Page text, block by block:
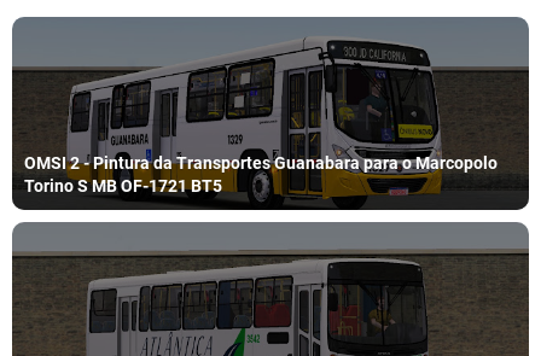
OMSI 2 - Pintura da Transportes Guanabara para o Marcopolo
Torino S MB OF-1721 BT5